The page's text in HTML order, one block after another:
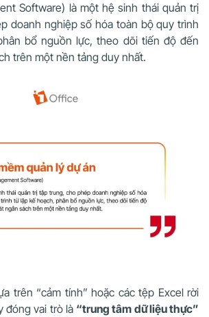
Software) là một hệ sinh thái quản trị
doanh nghiệp số hóa toàn bộ quy trình
bổ nguồn lực, theo dõi tiến độ đến
trên một nền tảng duy nhất.
trên “cảm tính” hoặc các tệp Excel rời
đóng vai trò là “trung tâm dữ liệu thực”